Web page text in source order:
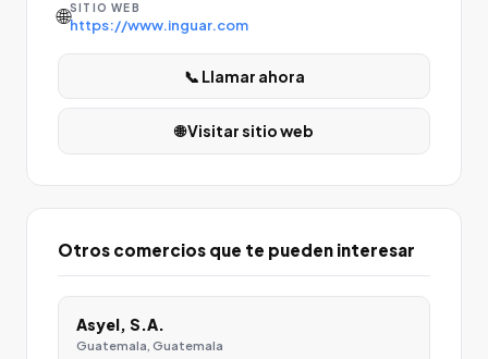
🌐SITIO WEB
https://www.inguar.com
📞 Llamar ahora
🌐 Visitar sitio web
Otros comercios que te pueden interesar
Asyel, S.A.
Guatemala, Guatemala